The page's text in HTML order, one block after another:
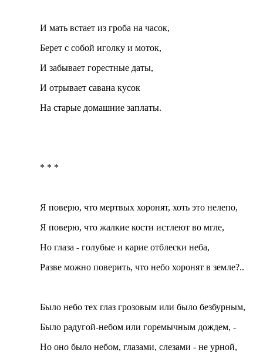
И мать встает из гроба на часок,
Берет с собой иголку и моток,
И забывает горестные даты,
И отрывает савана кусок
На старые домашние заплаты.
* * *
Я поверю, что мертвых хоронят, хоть это нелепо,
Я поверю, что жалкие кости истлеют во мгле,
Но глаза - голубые и карие отблески неба,
Разве можно поверить, что небо хоронят в земле?..
Было небо тех глаз грозовым или было безбурным,
Было радугой-небом или горемычным дождем, -
Но оно было небом, глазами, слезами - не урной,